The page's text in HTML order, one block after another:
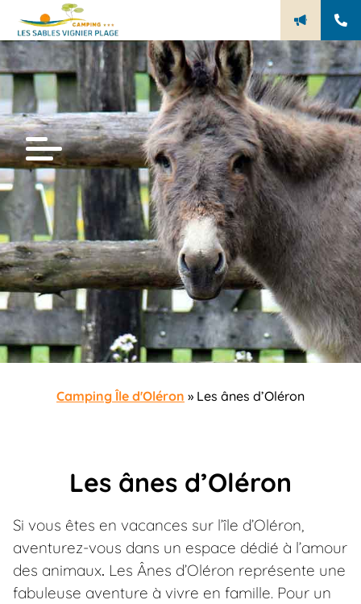
Camping Île d'Oléron » Les ânes d’Oléron
Les ânes d’Oléron
Si vous êtes en vacances sur l’île d’Oléron,
aventurez-vous dans un espace dédié à l’amour
des animaux. Les Ânes d’Oléron représente une
fabuleuse aventure à vivre en famille. Pour un